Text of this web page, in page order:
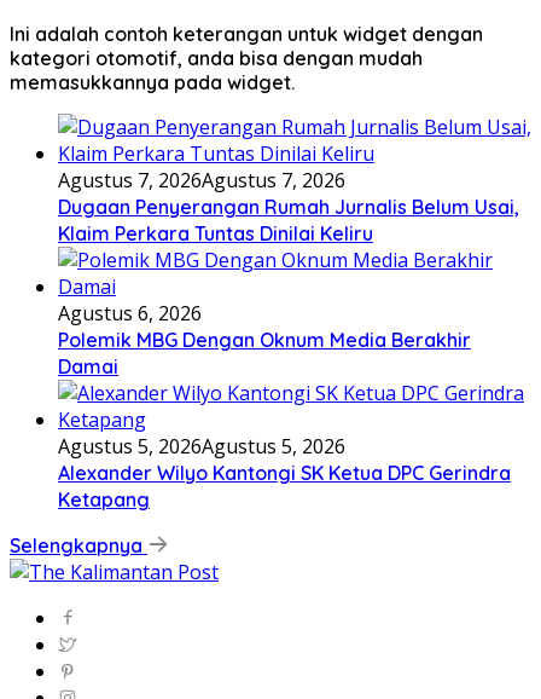
Ini adalah contoh keterangan untuk widget dengan
kategori otomotif, anda bisa dengan mudah
memasukkannya pada widget.
Agustus 7, 2026Agustus 7, 2026
Dugaan Penyerangan Rumah Jurnalis Belum Usai,
Klaim Perkara Tuntas Dinilai Keliru
Agustus 6, 2026
Polemik MBG Dengan Oknum Media Berakhir
Damai
Agustus 5, 2026Agustus 5, 2026
Alexander Wilyo Kantongi SK Ketua DPC Gerindra
Ketapang
Selengkapnya